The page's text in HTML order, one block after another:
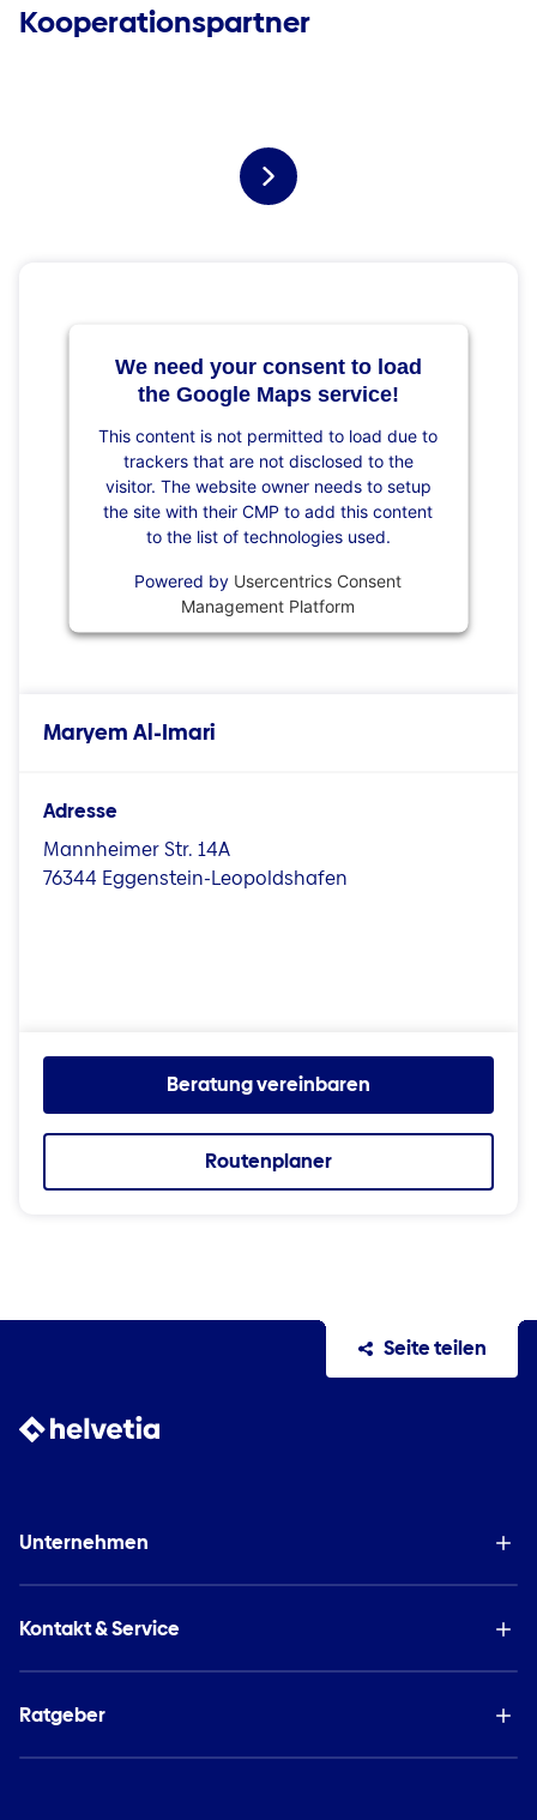
Kooperationspartner
We need your consent to load
the Google Maps service!
This content is not permitted to load due to
trackers that are not disclosed to the
visitor. The website owner needs to setup
the site with their CMP to add this content
to the list of technologies used.
Powered by Usercentrics Consent
Management Platform
Maryem Al-Imari
Adresse
Mannheimer Str. 14A
76344 Eggenstein-Leopoldshafen
Beratung vereinbaren
Routenplaner
Seite teilen
Unternehmen
Kontakt & Service
Ratgeber